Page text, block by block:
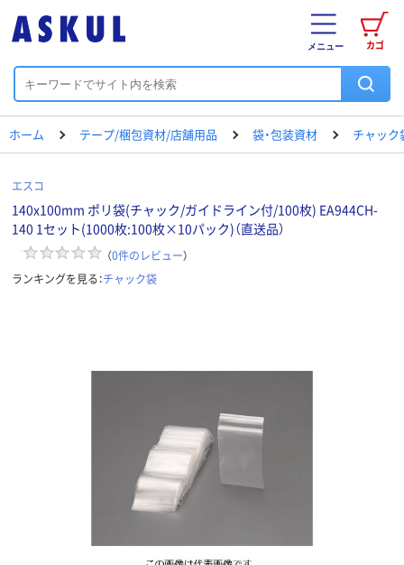
カゴ
メニュー
ホーム テープ/梱包資材/店舗用品 袋・包装資材 チャック
エスコ
140x100mm ポリ袋(チャック/ガイドライン付/100枚) EA944CH-
140 1セット(1000枚:100枚×10パック)（直送品）
（0件のレビュー）
ランキングを見る：チャック袋